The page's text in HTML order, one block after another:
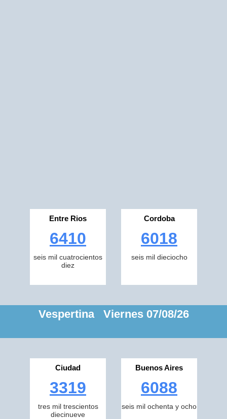
Entre Rios
6410
seis mil cuatrocientos
diez
Cordoba
6018
seis mil dieciocho
Vespertina Viernes 07/08/26
Ciudad
3319
tres mil trescientos
diecinueve
Buenos Aires
6088
seis mil ochenta y ocho